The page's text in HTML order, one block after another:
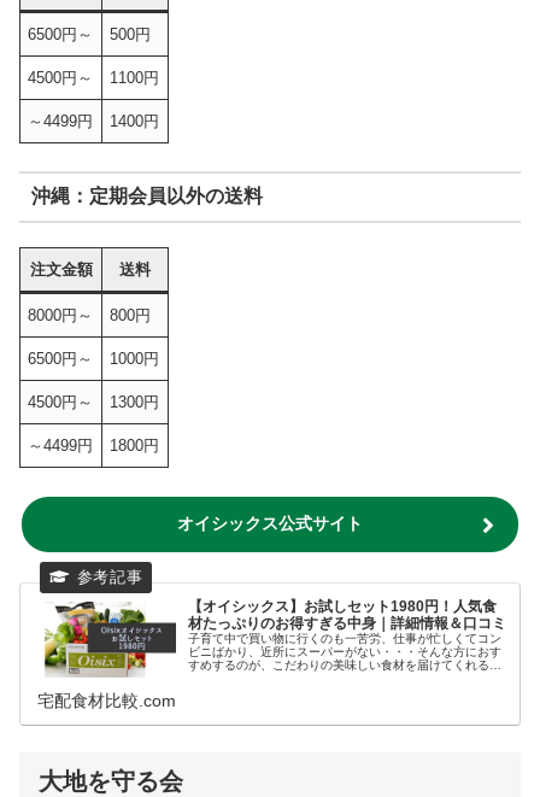
6500円～ 500円
4500円～ 1100円
～4499円 1400円
沖縄：定期会員以外の送料
注文金額 送料
8000円～ 800円
6500円～ 1000円
4500円～ 1300円
～4499円 1800円
オイシックス公式サイト
【オイシックス】お試しセット1980円！人気食
材たっぷりのお得すぎる中身｜詳細情報＆口コミ
子育て中で買い物に行くのも一苦労、仕事が忙しくてコン
ビニばかり、近所にスーパーがない・・・そんな方におす
すめするのが、こだわりの美味しい食材を届けてくれるオ
宅配食材比較.com
大地を守る会